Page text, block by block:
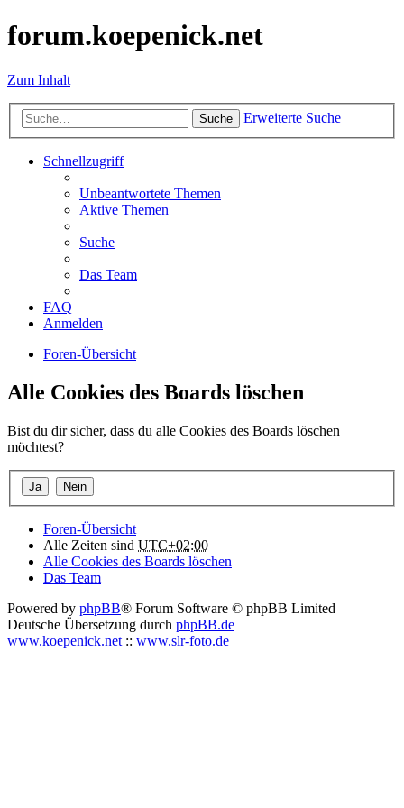
forum.koepenick.net
Zum Inhalt
Suche Erweiterte Suche
Schnellzugriff
Unbeantwortete Themen
Aktive Themen
Suche
Das Team
FAQ
Anmelden
Foren-Übersicht
Alle Cookies des Boards löschen
Bist du dir sicher, dass du alle Cookies des Boards löschen
möchtest?
Foren-Übersicht
Alle Zeiten sind UTC+02:00
Alle Cookies des Boards löschen
Das Team
Powered by phpBB® Forum Software © phpBB Limited
Deutsche Übersetzung durch phpBB.de
www.koepenick.net :: www.slr-foto.de